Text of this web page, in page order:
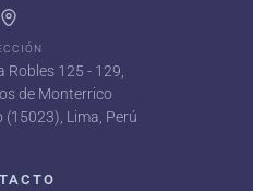
Robles 125 - 129,
de Monterrico
(15023), Lima, Perú